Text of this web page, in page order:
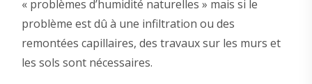
« problèmes d’humidité naturelles » mais si le
problème est dû à une infiltration ou des
remontées capillaires, des travaux sur les murs et
les sols sont nécessaires.